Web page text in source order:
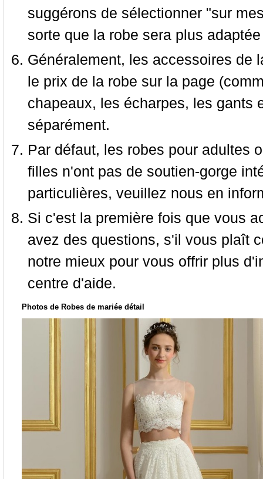
suggérons de sélectionner "sur
sorte que la robe sera plus
Généralement, les accessoires de
le prix de la robe sur la page
chapeaux, les écharpes, les gants
séparément.
Par défaut, les robes pour adultes
filles n'ont pas de soutien-gorge
particulières, veuillez nous en
Si c'est la première fois que vous
avez des questions, s'il vous plaît
notre mieux pour vous offrir plus
centre d'aide.
Photos de Robes de mariée détail